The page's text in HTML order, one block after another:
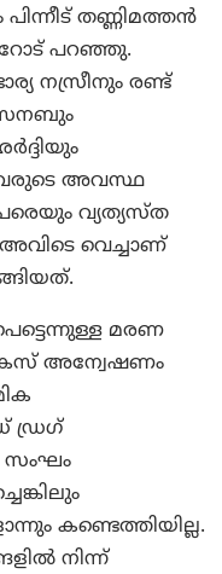
തണ്ണിമത്തൻ
പറഞ്ഞു.
നസ്രീനും രണ്ട്
അവസ്ഥ
വ്യത്യസ്ത
വെച്ചാണ്
മരണ
കേസ് അന്വേഷണം
ഡ്രഗ്
സംഘം
കണ്ടെത്തിയില്ല.
നിന്ന്